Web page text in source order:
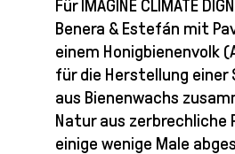
Für IMAGINE CLIMATE
Benera & Estefán mit
einem Honigbienenvolk
für die Herstellung
aus Bienenwachs
Natur aus zerbrechliche
einige wenige Male